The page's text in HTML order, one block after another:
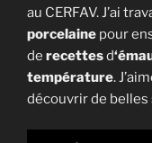
au CERFAV. J’ai
porcelaine pour
de recettesd
température.
découvrir de belles